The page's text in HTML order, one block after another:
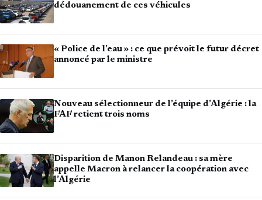
dédouanement de ces véhicules
« Police de l’eau » : ce que prévoit le futur décret
annoncé par le ministre
Nouveau sélectionneur de l’équipe d’Algérie : la
FAF retient trois noms
Disparition de Manon Relandeau : sa mère
appelle Macron à relancer la coopération avec
l’Algérie